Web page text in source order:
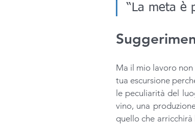
“La meta è
Ma il mio lavoro non
tua escursione
le peculiarità del
vino, una
quello che